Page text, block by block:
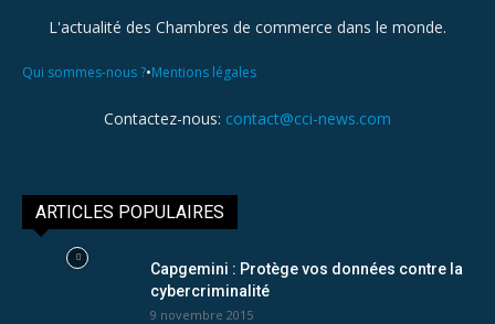
L'actualité des Chambres de commerce dans le monde.
Qui sommes-nous ?•Mentions légales
Contactez-nous: contact@cci-news.com
ARTICLES POPULAIRES
Capgemini : Protège vos données contre la
cybercriminalité
9 novembre 2015